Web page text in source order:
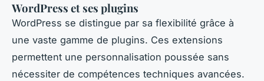
WordPress et ses plugins
WordPress se distingue par sa flexibilité grâce à
une vaste gamme de plugins. Ces extensions
permettent une personnalisation poussée sans
nécessiter de compétences techniques avancées.